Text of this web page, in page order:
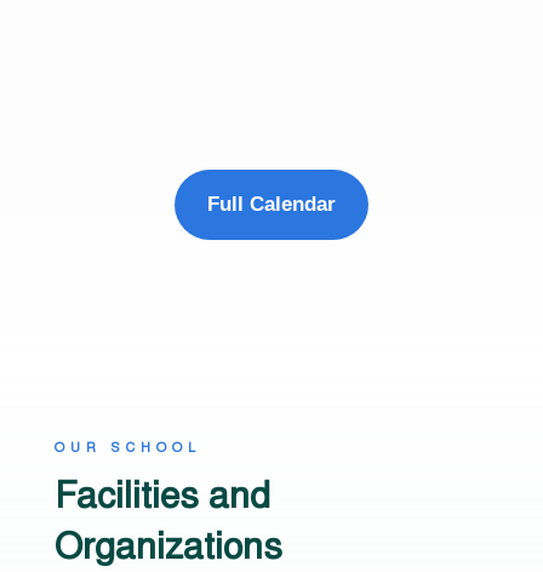
Full Calendar
OUR SCHOOL
Facilities and
Organizations